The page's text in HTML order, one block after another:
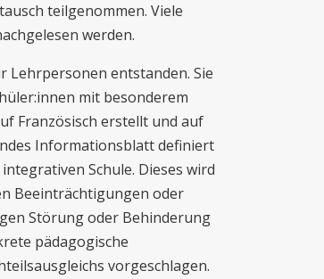
teilgenommen. Viele
werden.
Lehrpersonen entstanden. Sie
mit besonderem
Französisch erstellt und auf
Informationsblatt definiert
Schule. Dieses wird
Beeinträchtigungen oder
Störung oder Behinderung
pädagogische
vorgeschlagen.